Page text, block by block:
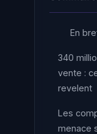
En
340
vente :
revelent
Les
menace